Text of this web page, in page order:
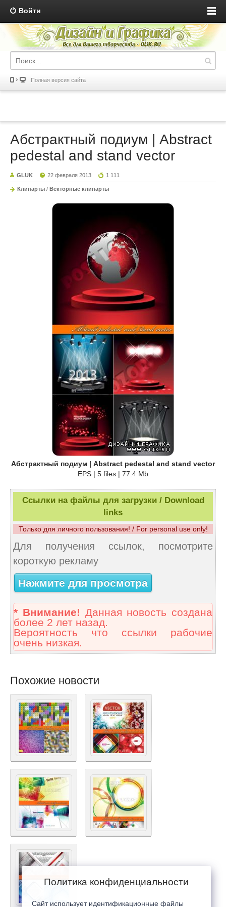
Войти
Полная версия сайта
Абстрактный подиум | Abstract
pedestal and stand vector
GLUK 22 февраля 2013 1 111
Клипарты / Векторные клипарты
Абстрактный подиум | Abstract pedestal and stand vector
EPS | 5 files | 77.4 Mb
Ссылки на файлы для загрузки / Download
links
Только для личного пользования! / For personal use only!
Для получения ссылок, посмотрите
короткую рекламу
Нажмите для просмотра
* Внимание! Данная новость создана
более 2 лет назад.
Вероятность что ссылки рабочие
очень низкая.
Похожие новости
Политика конфиденциальности
Сайт использует идентификационные файлы